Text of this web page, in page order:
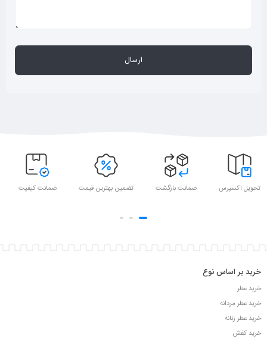
تحویل اکسپرس ضمانت بازگشت تضمین بهترین قیمت ضمانت کیفیت
خرید بر اساس نوع
خرید عطر
خرید عطر مردانه
خرید عطر زنانه
خرید کفش